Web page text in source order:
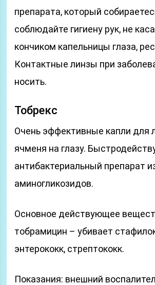
препарата, который
соблюдайте гигиену рук, не
кончиком капельницы глаза,
Контактные линзы при
носить.
Тобрекс
Очень эффективные капли для
ячменя на глазу.
антибактериальный препарат
аминогликозидов.
Основное действующее
тобрамицин – убивает
энтерококк, стрептококк.
Показания: внешний